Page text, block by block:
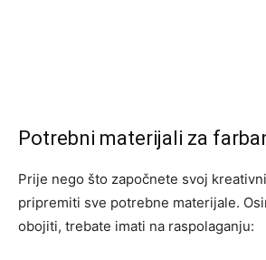
Potrebni materijali za
Prije nego što započnete svoj
pripremiti sve potrebne materijale.
obojiti, trebate imati na raspolaganju: